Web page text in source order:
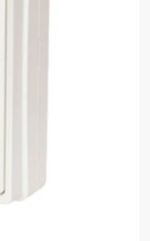
Kontakt